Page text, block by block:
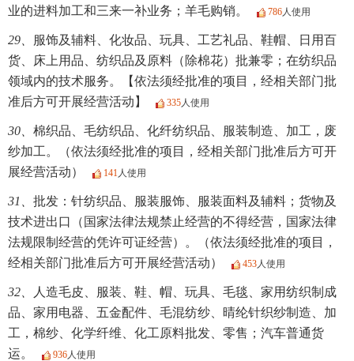
业的进料加工和三来一补业务；羊毛购销。
786人使用
29、
服饰及辅料、化妆品、玩具、工艺礼品、鞋帽、日用百
货、床上用品、纺织品及原料（除棉花）批兼零；在纺织品
领域内的技术服务。【依法须经批准的项目，经相关部门批
准后方可开展经营活动】
335人使用
30、 棉织品、毛纺织品、化纤纺织品、服装制造、加工，废
纱加工。（依法须经批准的项目，经相关部门批准后方可开
展经营活动）
141人使用
31、 批发：针纺织品、服装服饰、服装面料及辅料；货物及
技术进出口（国家法律法规禁止经营的不得经营，国家法律
法规限制经营的凭许可证经营）。（依法须经批准的项目，
经相关部门批准后方可开展经营活动）
453人使用
32、
人造毛皮、服装、鞋、帽、玩具、毛毯、家用纺织制成
品、家用电器、五金配件、毛混纺纱、晴纶针织纱制造、加
工，棉纱、化学纤维、化工原料批发、零售；汽车普通货
运。
936人使用